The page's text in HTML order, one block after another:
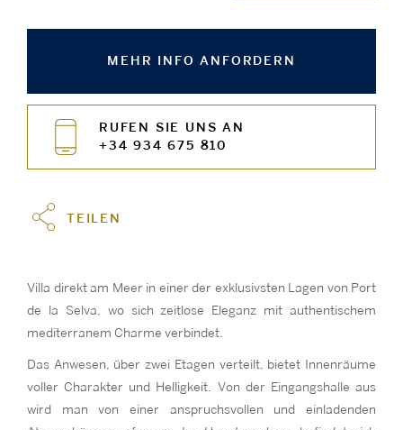
MEHR INFO ANFORDERN
RUFEN SIE UNS AN
+34 934 675 810
TEILEN
Villa direkt am Meer in einer der exklusivsten Lagen von Port
de la Selva, wo sich zeitlose Eleganz mit authentischem
mediterranem Charme verbindet.
Das Anwesen, über zwei Etagen verteilt, bietet Innenräume
voller Charakter und Helligkeit. Von der Eingangshalle aus
wird man von einer anspruchsvollen und einladenden